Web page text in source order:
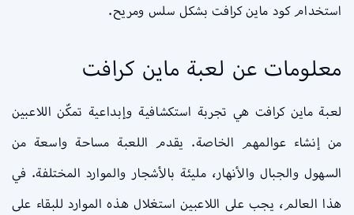
استخدام كود ماين كرافت بشكل سلس ومريح.
معلومات عن لعبة ماين كرافت
لعبة ماين كرافت هي تجربة استكشافية وإبداعية تمكّن اللاعبين
من إنشاء عوالمهم الخاصة. يقدم اللعبة مساحة واسعة من
السهول والجبال والأنهار، مليئة بالأشجار والموارد المختلفة. في
هذا العالم، يجب على اللاعبين استغلال هذه الموارد للبقاء على